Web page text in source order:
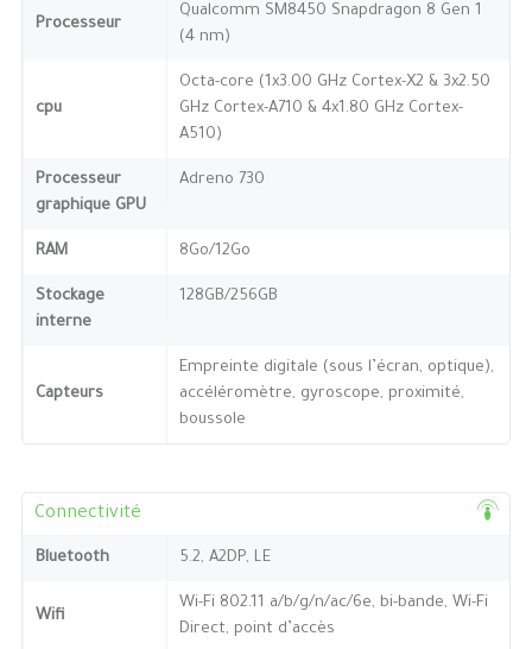
Processeur
Qualcomm SM8450 Snapdragon 8 Gen 1
(4 nm)
cpu
Octa-core (1x3.00 GHz Cortex-X2 & 3x2.50
GHz Cortex-A710 & 4x1.80 GHz Cortex-
A510)
Processeur
graphique GPU
Adreno 730
RAM 8Go/12Go
Stockage
interne
128GB/256GB
Capteurs
Empreinte digitale (sous l’écran, optique),
accéléromètre, gyroscope, proximité,
boussole
Connectivité
Bluetooth 5.2, A2DP, LE
Wifi
Wi-Fi 802.11 a/b/g/n/ac/6e, bi-bande, Wi-Fi
Direct, point d’accès